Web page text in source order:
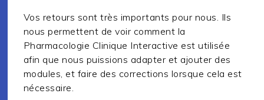
Vos retours sont très importants pour nous. Ils
nous permettent de voir comment la
Pharmacologie Clinique Interactive est utilisée
afin que nous puissions adapter et ajouter des
modules, et faire des corrections lorsque cela est
nécessaire.